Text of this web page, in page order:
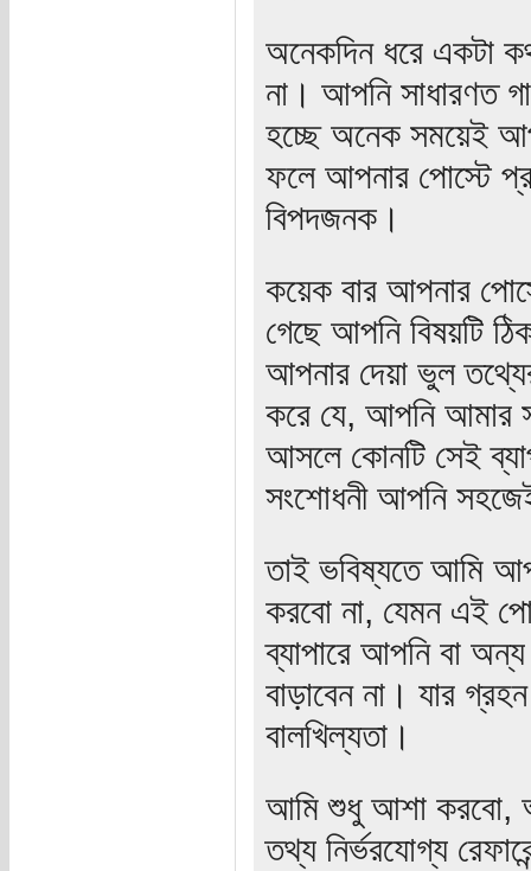
অনেকদিন ধরে একটা
না। আপনি সাধারণত
হচ্ছে অনেক সময়েই
ফলে আপনার পোস্টে
বিপদজনক।
কয়েক বার আপনার
গেছে আপনি বিষয়টি
আপনার দেয়া ভুল
করে যে, আপনি আমার
আসলে কোনটি সেই
সংশোধনী আপনি
তাই ভবিষ্যতে আমি
করবো না, যেমন এই
ব্যাপারে আপনি বা
বাড়াবেন না। যার
বালখিল্যতা।
আমি শুধু আশা করবো,
তথ্য নির্ভরযোগ্য